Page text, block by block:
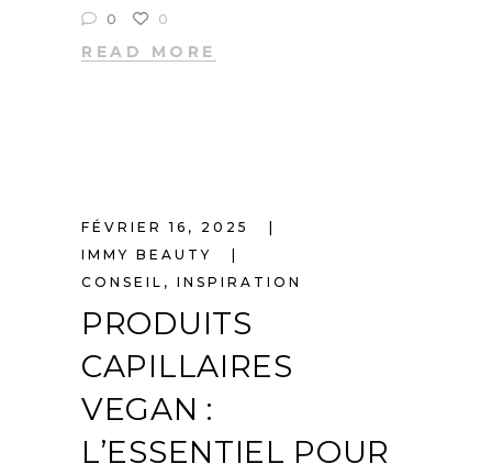
0 0
READ MORE
FÉVRIER 16, 2025
IMMY BEAUTY
CONSEIL , INSPIRATION
PRODUITS
CAPILLAIRES
VEGAN :
L’ESSENTIEL POUR